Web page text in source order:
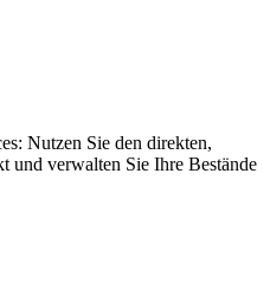
Nutzen Sie den direkten,
und verwalten Sie Ihre Bestände